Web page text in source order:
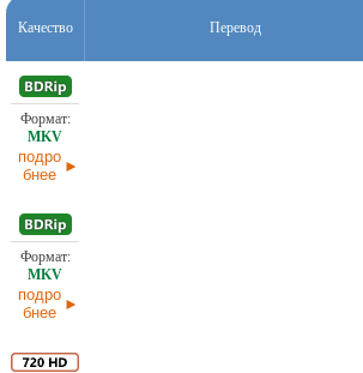
Качество Перевод
подро
бнее
подро
бнее